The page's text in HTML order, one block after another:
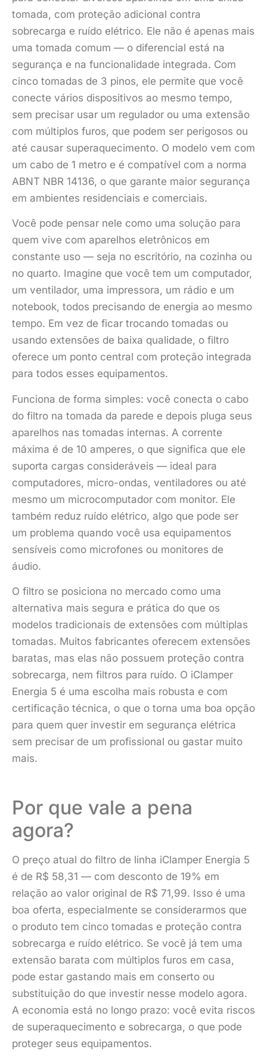
tomada, com proteção adicional contra
sobrecarga e ruído elétrico. Ele não é apenas mais
uma tomada comum — o diferencial está na
segurança e na funcionalidade integrada. Com
cinco tomadas de 3 pinos, ele permite que você
conecte vários dispositivos ao mesmo tempo,
sem precisar usar um regulador ou uma extensão
com múltiplos furos, que podem ser perigosos ou
até causar superaquecimento. O modelo vem com
um cabo de 1 metro e é compatível com a norma
ABNT NBR 14136, o que garante maior segurança
em ambientes residenciais e comerciais.
Você pode pensar nele como uma solução para
quem vive com aparelhos eletrônicos em
constante uso — seja no escritório, na cozinha ou
no quarto. Imagine que você tem um computador,
um ventilador, uma impressora, um rádio e um
notebook, todos precisando de energia ao mesmo
tempo. Em vez de ficar trocando tomadas ou
usando extensões de baixa qualidade, o filtro
oferece um ponto central com proteção integrada
para todos esses equipamentos.
Funciona de forma simples: você conecta o cabo
do filtro na tomada da parede e depois pluga seus
aparelhos nas tomadas internas. A corrente
máxima é de 10 amperes, o que significa que ele
suporta cargas consideráveis — ideal para
computadores, micro-ondas, ventiladores ou até
mesmo um microcomputador com monitor. Ele
também reduz ruído elétrico, algo que pode ser
um problema quando você usa equipamentos
sensíveis como microfones ou monitores de
áudio.
O filtro se posiciona no mercado como uma
alternativa mais segura e prática do que os
modelos tradicionais de extensões com múltiplas
tomadas. Muitos fabricantes oferecem extensões
baratas, mas elas não possuem proteção contra
sobrecarga, nem filtros para ruído. O iClamper
Energia 5 é uma escolha mais robusta e com
certificação técnica, o que o torna uma boa opção
para quem quer investir em segurança elétrica
sem precisar de um profissional ou gastar muito
mais.
Por que vale a pena
agora?
O preço atual do filtro de linha iClamper Energia 5
é de R$ 58,31 — com desconto de 19% em
relação ao valor original de R$ 71,99. Isso é uma
boa oferta, especialmente se considerarmos que
o produto tem cinco tomadas e proteção contra
sobrecarga e ruído elétrico. Se você já tem uma
extensão barata com múltiplos furos em casa,
pode estar gastando mais em conserto ou
substituição do que investir nesse modelo agora.
A economia está no longo prazo: você evita riscos
de superaquecimento e sobrecarga, o que pode
proteger seus equipamentos.